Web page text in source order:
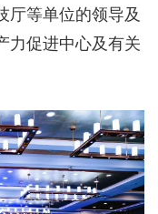
厅等单位的领导及
力促进中心及有关